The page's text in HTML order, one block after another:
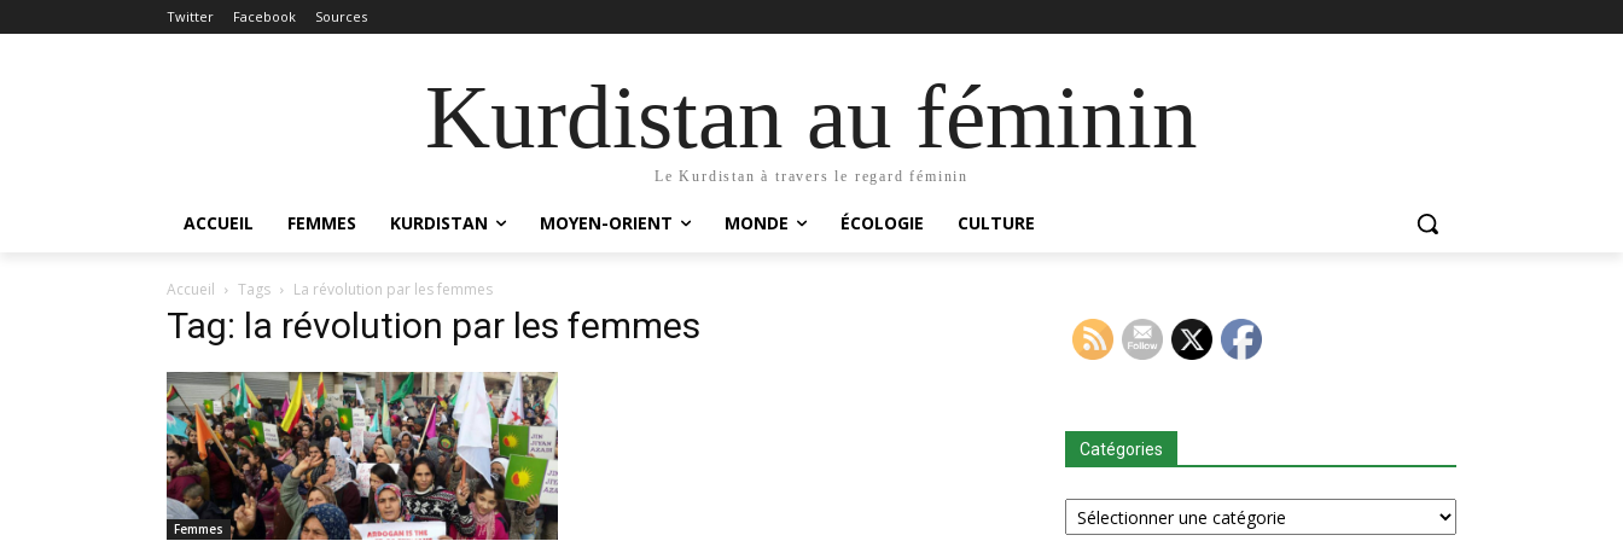
Twitter Facebook Sources
Kurdistan au féminin
Le Kurdistan à travers le regard féminin
ACCUEIL FEMMES KURDISTAN MOYEN-ORIENT MONDE ÉCOLOGIE CULTURE
Accueil Tags La révolution par les femmes
Tag: la révolution par les femmes
Femmes
Catégories
Catégories